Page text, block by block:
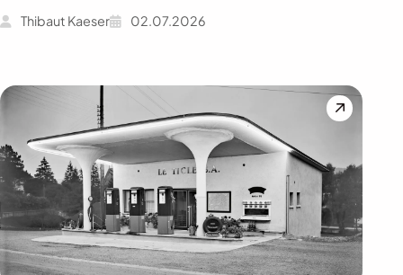
Thibaut Kaeser
02.07.2026